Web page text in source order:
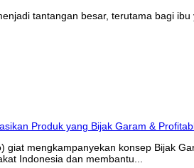
tantangan besar, terutama bagi
mengkampanyekan konsep Bijak
Indonesia dan membantu...